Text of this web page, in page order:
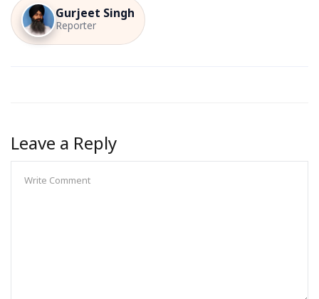
Gurjeet Singh
Reporter
Leave a Reply